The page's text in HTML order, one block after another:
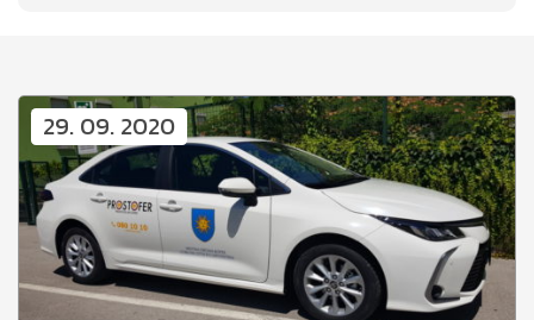
29. 09. 2020